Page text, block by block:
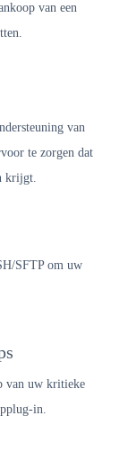
van een
van
te zorgen dat
krijgt.
SFTP om uw
van uw kritieke
in.